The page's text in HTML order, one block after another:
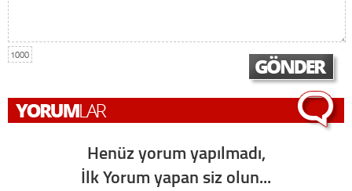
1000
Henüz yorum yapılmadı,
İlk Yorum yapan siz olun...